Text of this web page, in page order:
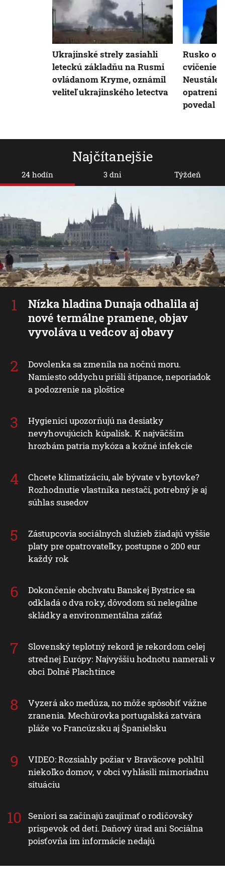
Najčítanejšie
24 hodín
Nízka hladina Dunaja odhalila aj
nové termálne pramene, objav
vyvoláva u vedcov aj obavy
Dovolenka sa zmenila na nočnú moru.
Namiesto oddychu prišli štípance, neporiadok
a podozrenie na ploštice
Hygienici upozorňujú na desiatky
nevyhovujúcich kúpalísk. K najväčším
hrozbám patria mykóza a kožné infekcie
Chcete klimatizáciu, ale bývate v bytovke?
Rozhodnutie vlastníka nestačí, potrebný je aj
súhlas susedov
Zástupcovia sociálnych služieb žiadajú vyššie
platy pre opatrovateľky, postupne o 200 eur
každý rok
Dokončenie obchvatu Banskej Bystrice sa
odkladá o dva roky, dôvodom sú nelegálne
skládky a environmentálna záťaž
Slovenský teplotný rekord je rekordom celej
strednej Európy: Najvyššiu hodnotu namerali v
obci Dolné Plachtince
Vyzerá ako medúza, no môže spôsobiť vážne
zranenia. Mechúrovka portugalská zatvára
pláže vo Francúzsku aj Španielsku
VIDEO: Rozsiahly požiar v Braväcove pohltil
niekoľko domov, v obci vyhlásili mimoriadnu
situáciu
Seniori sa začínajú zaujímať o rodičovský
príspevok od detí. Daňový úrad ani Sociálna
poisťovňa im informácie nedajú
3 dni Týždeň
Ukrajinské strely zasiahli
leteckú základňu na Rusmi
ovládanom Kryme, oznámil
veliteľ ukrajinského letectva
Rusko
cvičenie
Neustále
opatrenia
povedal